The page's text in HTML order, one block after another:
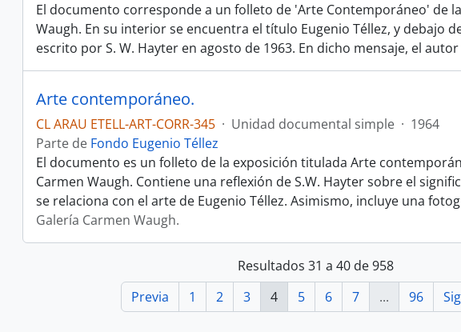
El documento corresponde a un folleto de 'Arte Contemporáneo' de
Waugh. En su interior se encuentra el título Eugenio Téllez, y debajo
escrito por S. W. Hayter en agosto de 1963. En dicho mensaje, el
Arte contemporáneo.
CL ARAU ETELL-ART-CORR-345 · Unidad documental simple · 1964
Parte de Fondo Eugenio Téllez
El documento es un folleto de la exposición titulada Arte
Carmen Waugh. Contiene una reflexión de S.W. Hayter sobre el
se relaciona con el arte de Eugenio Téllez. Asimismo, incluye una
Galería Carmen Waugh.
Resultados 31 a 40 de 958
Previa
1 2 3 4 5 6 7 ... 96